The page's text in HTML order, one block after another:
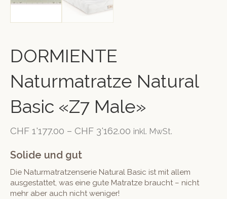
DORMIENTE
Naturmatratze Natural
Basic «Z7 Male»
CHF 1'177.00 – CHF 3'162.00 inkl. MwSt.
Solide und gut
Die Naturmatratzenserie Natural Basic ist mit allem
ausgestattet, was eine gute Matratze braucht – nicht
mehr aber auch nicht weniger!